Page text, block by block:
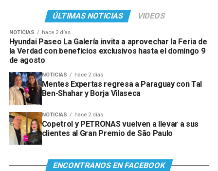
ÚLTIMAS NOTICIAS VIDEOS
NOTICIAS hace 2 días
Hyundai Paseo La Galería invita a aprovechar la Feria de
la Verdad con beneficios exclusivos hasta el domingo 9
de agosto
NOTICIAS hace 2 días
Mentes Expertas regresa a Paraguay con Tal
Ben-Shahar y Borja Vilaseca
NOTICIAS hace 2 días
Copetrol y PETRONAS vuelven a llevar a sus
clientes al Gran Premio de São Paulo
ENCONTRANOS EN FACEBOOK